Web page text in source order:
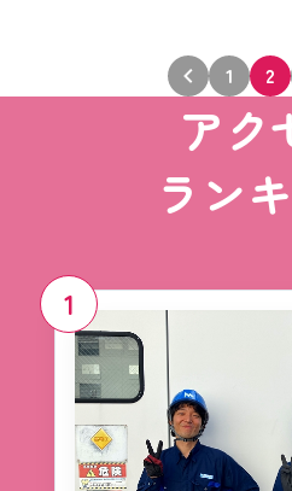
投
稿
の
ペ
ジ
送
り
1 2
アク
ラン
1